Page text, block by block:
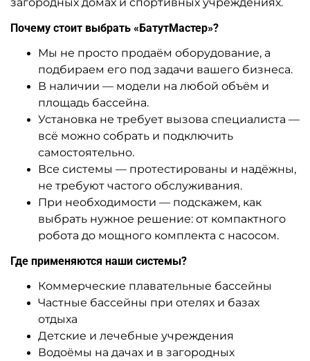
Почему стоит выбрать «БатутМастер»?
Мы не просто продаём оборудование, а
подбираем его под задачи вашего бизнеса.
В наличии — модели на любой объём и
площадь бассейна.
Установка не требует вызова специалиста —
всё можно собрать и подключить
самостоятельно.
Все системы — протестированы и надёжны,
не требуют частого обслуживания.
При необходимости — подскажем, как
выбрать нужное решение: от компактного
робота до мощного комплекта с насосом.
Где применяются наши системы?
Коммерческие плавательные бассейны
Частные бассейны при отелях и базах
отдыха
Детские и лечебные учреждения
Водоёмы на дачах и в загородных